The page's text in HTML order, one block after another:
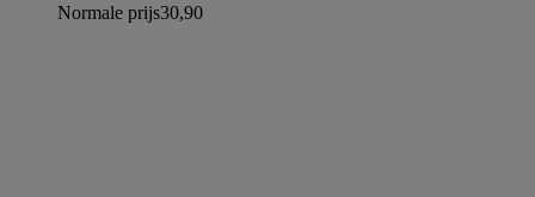
Normale prijs30,90